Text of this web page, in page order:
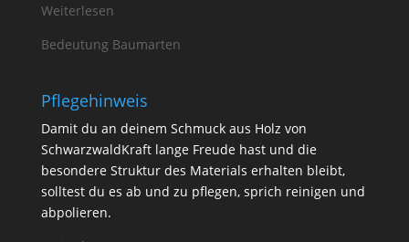
Weiterlesen
Bedeutung Baumarten
Pflegehinweis
Damit du an deinem Schmuck aus Holz von
SchwarzwaldKraft lange Freude hast und die
besondere Struktur des Materials erhalten bleibt,
solltest du es ab und zu pflegen, sprich reinigen und
abpolieren.